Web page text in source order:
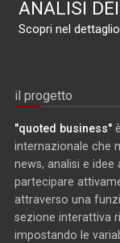
ANALISI
Scopri nel
il progetto
"quoted business"
internazionale che
news, analisi e
partecipare
attraverso una
sezione interattiva
impostando le